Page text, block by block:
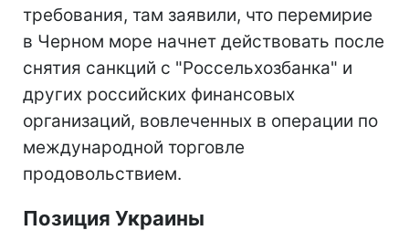
требования, там заявили, что перемирие
в Черном море начнет действовать после
снятия санкций с "Россельхозбанка" и
других российских финансовых
организаций, вовлеченных в операции по
международной торговле
продовольствием.
Позиция Украины